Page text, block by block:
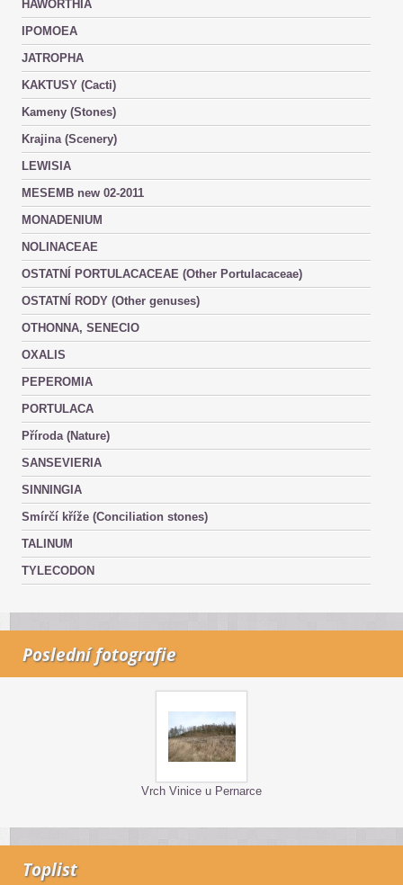
HAWORTHIA
IPOMOEA
JATROPHA
KAKTUSY (Cacti)
Kameny (Stones)
Krajina (Scenery)
LEWISIA
MESEMB new 02-2011
MONADENIUM
NOLINACEAE
OSTATNÍ PORTULACACEAE (Other Portulacaceae)
OSTATNÍ RODY (Other genuses)
OTHONNA, SENECIO
OXALIS
PEPEROMIA
PORTULACA
Příroda (Nature)
SANSEVIERIA
SINNINGIA
Smírčí kříže (Conciliation stones)
TALINUM
TYLECODON
Poslední fotografie
Vrch Vinice u Pernarce
Toplist